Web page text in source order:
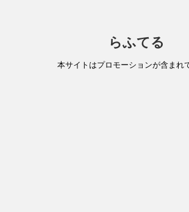
らふてる
本サイトはプロモーションが含まれ